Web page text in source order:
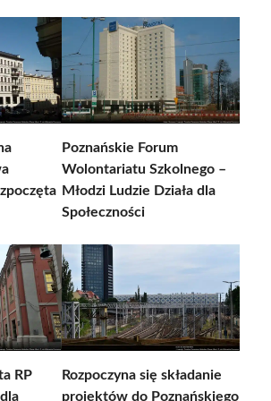
Poznańskie Forum
Wolontariatu Szkolnego –
Młodzi Ludzie Działa dla
Społeczności
RP
Rozpoczyna się składanie
projektów do Poznańskiego